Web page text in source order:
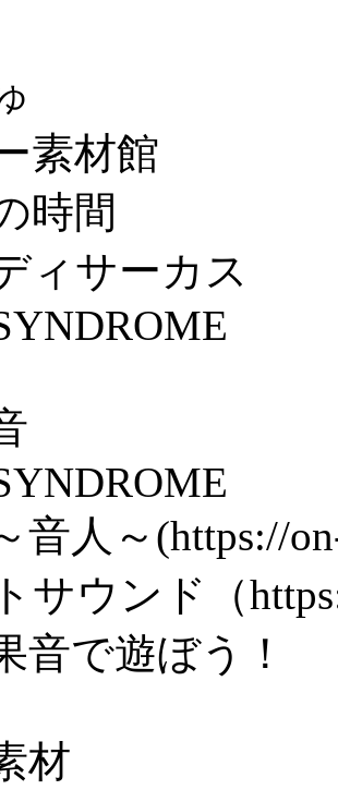
素材館
時間
ィサーカス
音人～(https://
サウンド（
音で遊ぼう！
材